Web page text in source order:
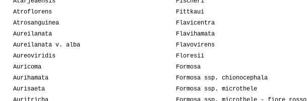
Atroflorens
Atrosanguinea
Aureilanata
Aureilanata v. alba
Aureoviridis
Auricoma
Aurihamata
Aurisaeta
Fittkaui
Flavicentra
Flavihamata
Flavovirens
Floresii
Formosa
Formosa ssp. chionocephala
Formosa ssp. microthele